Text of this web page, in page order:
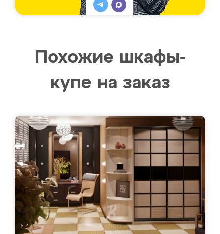
Похожие шкафы-
купе на заказ